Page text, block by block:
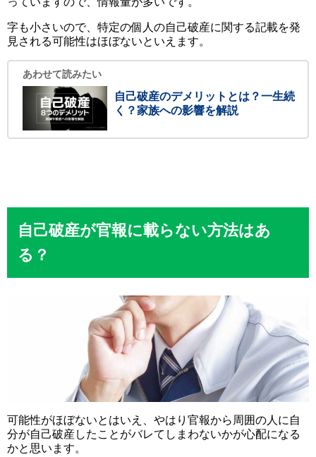
字も小さいので、特定の個人の自己破産に関する記載を発
見される可能性はほぼないといえます。
あわせて読みたい
自己破産のデメリットとは？一生続
く？家族への影響を解説
自己破産が官報に載らない方法はあ
る？
可能性がほぼないとはいえ、やはり官報から周囲の人に自
分が自己破産したことがバレてしまわないかが心配になる
かと思います。